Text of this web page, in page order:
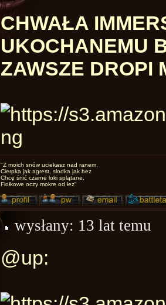
CHWAŁA
UKOCHANEMU
ZAWSZE DROPI
"Z moich snów uciekasz nad ranem,
Cierpka jak agrest, słodka jak bez
Chcę śnić czarne loki splątane,
Fiołkowe oczy mokre od łez"
wysłany: 13 lat temu
@up: